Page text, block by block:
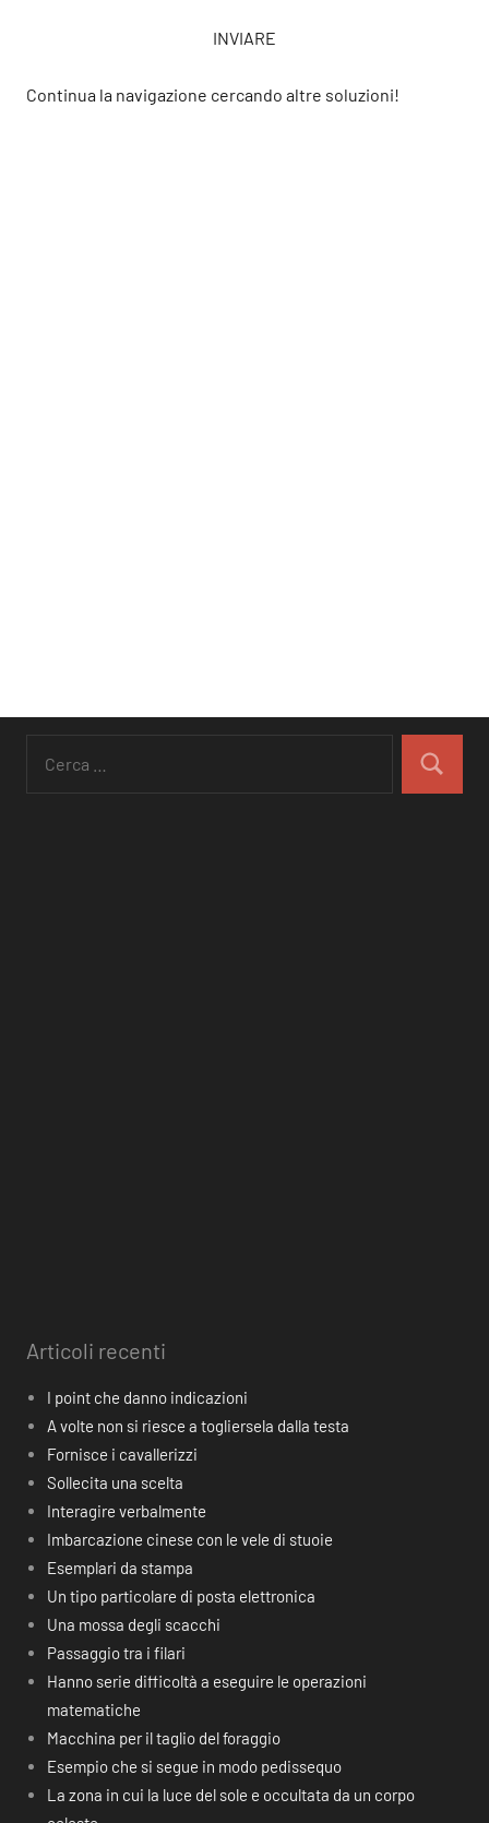
INVIARE
Continua la navigazione cercando altre soluzioni!
Articoli recenti
I point che danno indicazioni
A volte non si riesce a togliersela dalla testa
Fornisce i cavallerizzi
Sollecita una scelta
Interagire verbalmente
Imbarcazione cinese con le vele di stuoie
Esemplari da stampa
Un tipo particolare di posta elettronica
Una mossa degli scacchi
Passaggio tra i filari
Hanno serie difficoltà a eseguire le operazioni
matematiche
Macchina per il taglio del foraggio
Esempio che si segue in modo pedissequo
La zona in cui la luce del sole e occultata da un corpo